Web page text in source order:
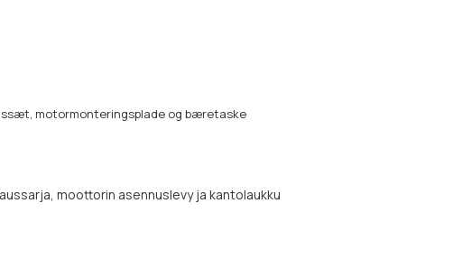
motormonteringsplade og bæretaske
moottorin asennuslevy ja kantolaukku